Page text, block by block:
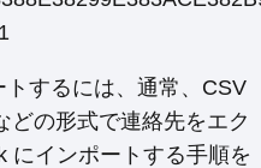
するには、通常、CSV
どの形式で連絡先をエク
にインポートする手順を